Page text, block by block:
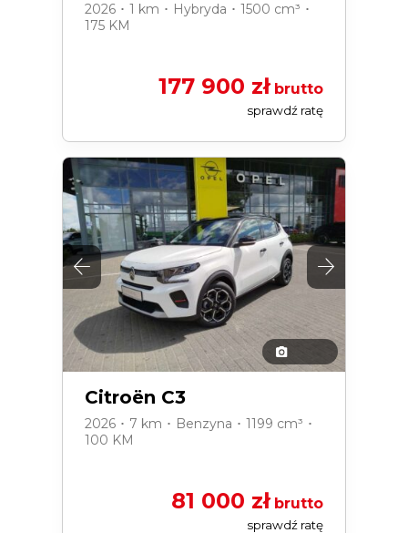
2026 ･ 1 km ･ Hybryda ･ 1500 cm³ ･
175 KM
177 900 złbrutto
sprawdź ratę
Citroën C3
2026 ･ 7 km ･ Benzyna ･ 1199 cm³ ･
100 KM
81 000 złbrutto
sprawdź ratę